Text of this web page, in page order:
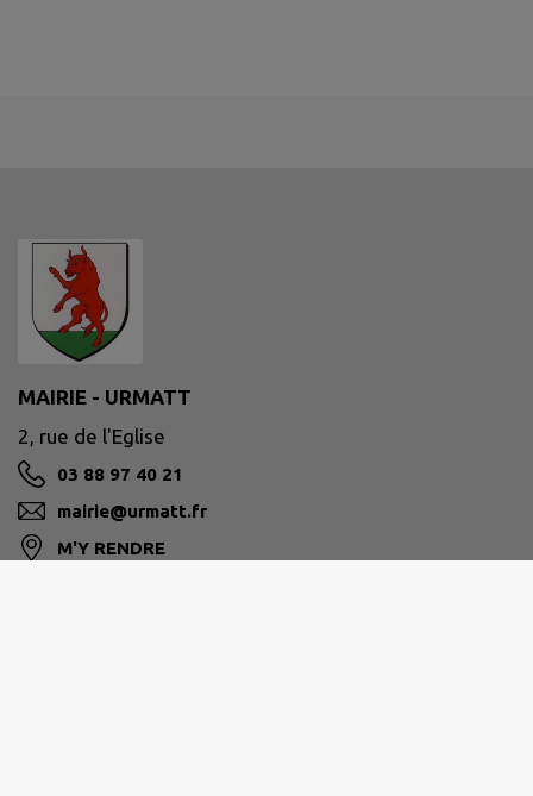
MAIRIE - URMATT
2, rue de l'Eglise
03 88 97 40 21
mairie@urmatt.fr
M'Y RENDRE